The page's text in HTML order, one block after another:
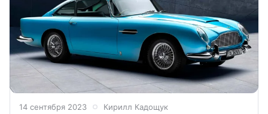
14 сентября 2023 Кирилл Кадощук